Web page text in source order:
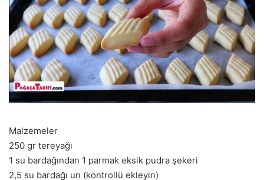
Malzemeler
250 gr tereyağı
1 su bardağından 1 parmak eksik pudra şekeri
2,5 su bardağı un (kontrollü ekleyin)